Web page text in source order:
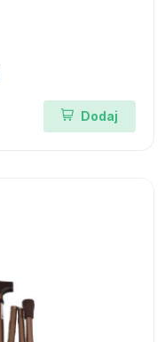
Dodaj